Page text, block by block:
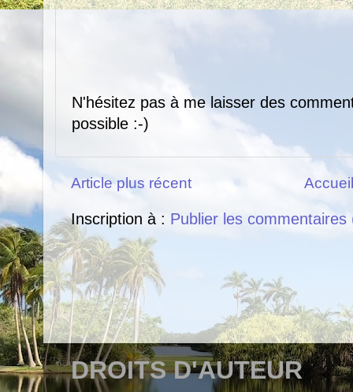
N'hésitez pas à me laisser des
possible :-)
Article plus récent
Inscription à : Publier les commentaires
DROITS D'AUTEUR